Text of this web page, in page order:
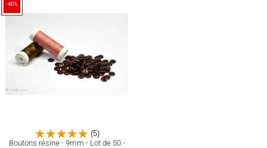
-40%
(5)
Boutons résine - 9mm - Lot de 50 -